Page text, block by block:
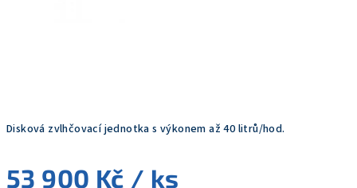
Disková zvlhčovací jednotka s výkonem až 40 litrů/hod.
53 900 Kč / ks